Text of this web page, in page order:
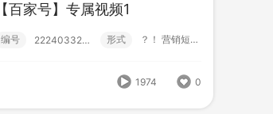
SY雪花全家欢
编号 222311380000 形式
1187
【百家号】专属视频1
编号 222403320000 形式 ？！ 营销短视频; 高级款; 百家号;
1974 0